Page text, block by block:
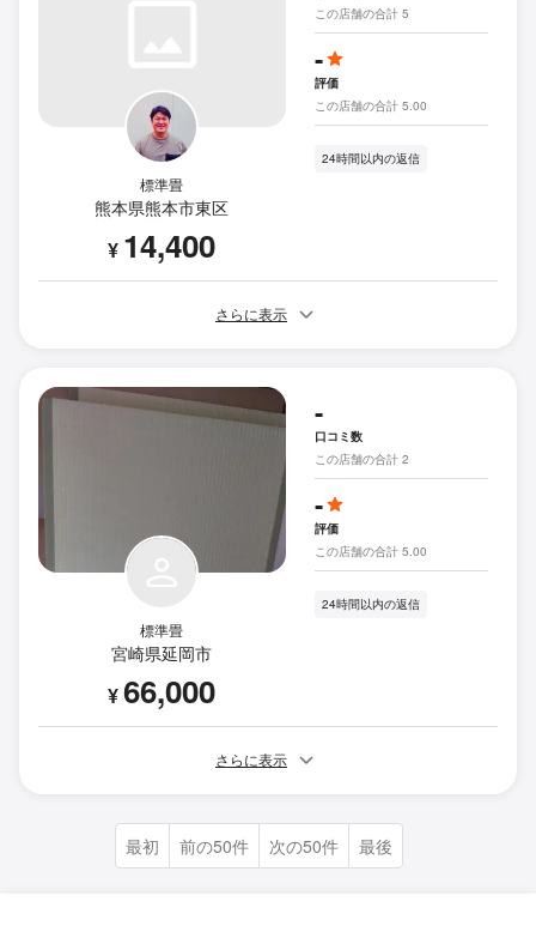
標準畳
熊本県熊本市東区
¥ 14,400
この店舗の合計 5
-
評価
この店舗の合計 5.00
24時間以内の返信
さらに表示
標準畳
宮崎県延岡市
¥66,000
-
口コミ数
この店舗の合計 2
-
評価
この店舗の合計 5.00
24時間以内の返信
さらに表示
最初 前の50件 次の50件 最後